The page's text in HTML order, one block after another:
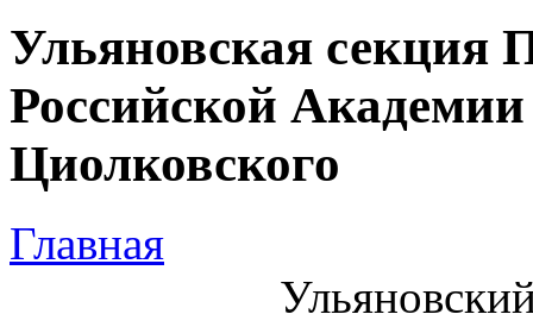
Ульяновская секция
Российской
Циолковского
Главная